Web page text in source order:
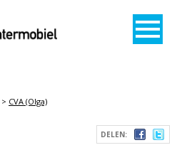
> CVA (Olga)
DELEN: